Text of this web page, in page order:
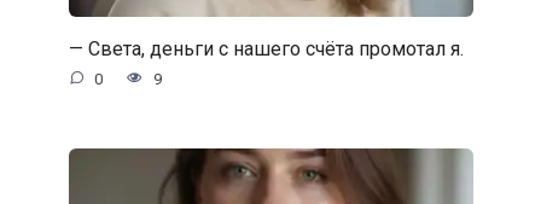
— Света, деньги с нашего счёта промотал я.
0 9